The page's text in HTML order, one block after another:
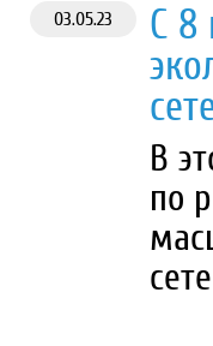
03.05.23
С 8
В
по